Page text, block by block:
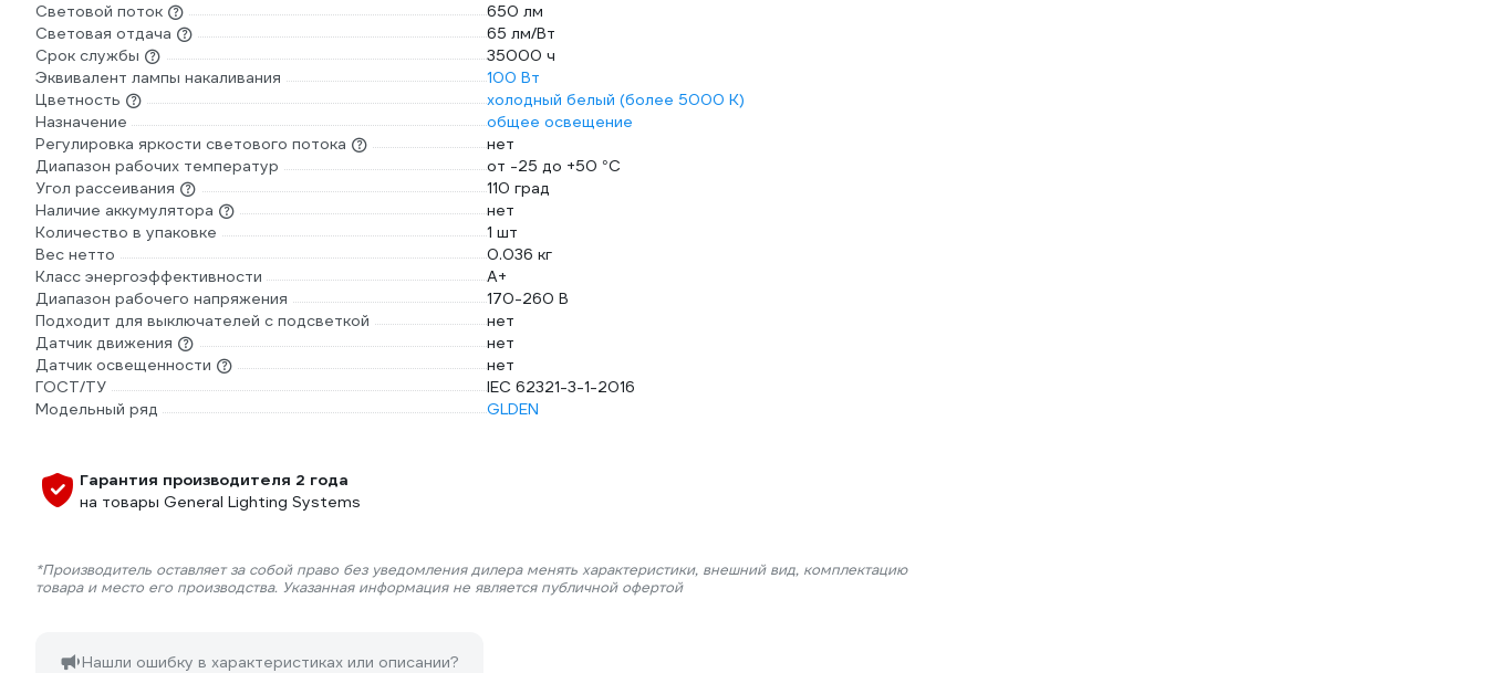
Световой поток
650 лм
Световая отдача
65 лм/Вт
Срок службы
35000 ч
Эквивалент лампы накаливания
100 Вт
Цветность
холодный белый (более 5000 К)
Назначение
общее освещение
Регулировка яркости светового потока
нет
Диапазон рабочих температур
от -25 до +50 °С
Угол рассеивания
110 град
Наличие аккумулятора
нет
Количество в упаковке
1 шт
Вес нетто
0.036 кг
Класс энергоэффективности
A+
Диапазон рабочего напряжения
170-260 В
Подходит для выключателей с подсветкой
нет
Датчик движения
нет
Датчик освещенности
нет
ГОСТ/ТУ
IEC 62321-3-1-2016
Модельный ряд
GLDEN
Гарантия производителя 2 года
на товары General Lighting Systems
*Производитель оставляет за собой право без уведомления дилера менять характеристики, внешний вид, комплектацию
товара и место его производства. Указанная информация не является публичной офертой
Нашли ошибку в характеристиках или описании?